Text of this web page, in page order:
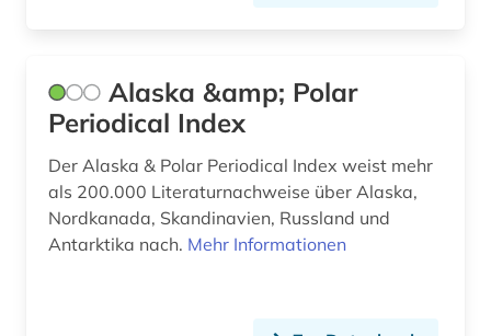
china (5)
chromosom (1)
chromosomenzahl (1)
cochrane collaboration (1)
Alaska &amp; Polar
Periodical Index
Der Alaska & Polar Periodical Index weist mehr
als 200.000 Literaturnachweise über Alaska,
Nordkanada, Skandinavien, Russland und
Antarktika nach. Mehr Informationen